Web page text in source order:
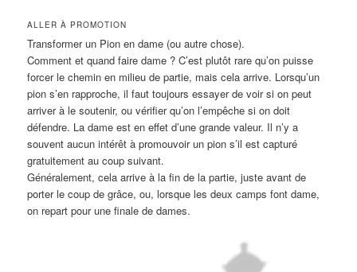
ALLER À PROMOTION
Transformer un Pion en dame (ou autre chose).
Comment et quand faire dame ? C’est plutôt rare qu’on puisse
forcer le chemin en milieu de partie, mais cela arrive. Lorsqu’un
pion s’en rapproche, il faut toujours essayer de voir si on peut
arriver à le soutenir, ou vérifier qu’on l’empêche si on doit
défendre. La dame est en effet d’une grande valeur. Il n’y a
souvent aucun intérêt à promouvoir un pion s’il est capturé
gratuitement au coup suivant.
Généralement, cela arrive à la fin de la partie, juste avant de
porter le coup de grâce, ou, lorsque les deux camps font dame,
on repart pour une finale de dames.